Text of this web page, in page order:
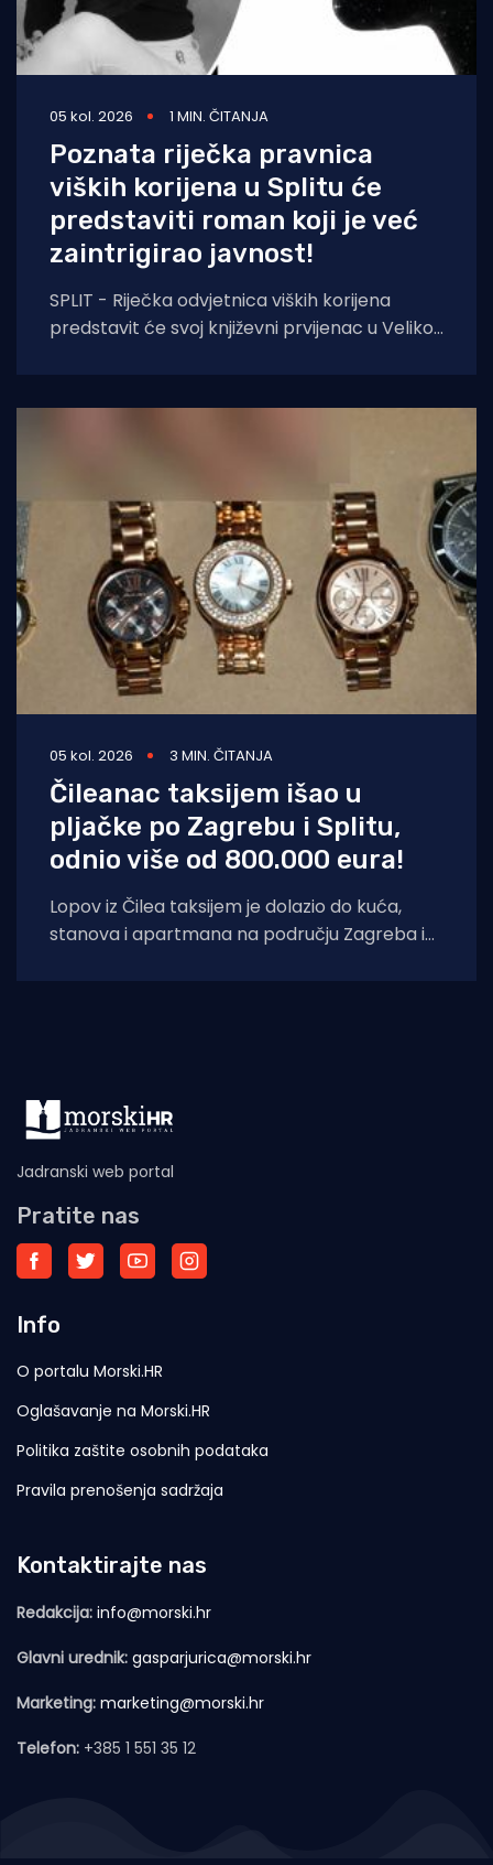
05 kol. 2026 1 MIN. ČITANJA
Poznata riječka pravnica
viških korijena u Splitu će
predstaviti roman koji je već
zaintrigirao javnost!
SPLIT - Riječka odvjetnica viških korijena
predstavit će svoj književni prvijenac u Velikoj
05 kol. 2026 3 MIN. ČITANJA
Čileanac taksijem išao u
pljačke po Zagrebu i Splitu,
odnio više od 800.000 eura!
Lopov iz Čilea taksijem je dolazio do kuća,
stanova i apartmana na području Zagreba i
Jadranski web portal
Pratite nas
Info
O portalu Morski.HR
Oglašavanje na Morski.HR
Politika zaštite osobnih podataka
Pravila prenošenja sadržaja
Kontaktirajte nas
Redakcija: info@morski.hr
Glavni urednik: gasparjurica@morski.hr
Marketing: marketing@morski.hr
Telefon: +385 1 551 35 12